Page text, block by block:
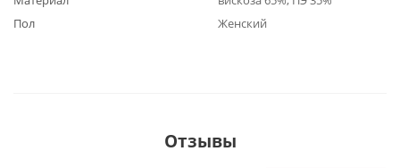
Пол
Женский
Отзывы